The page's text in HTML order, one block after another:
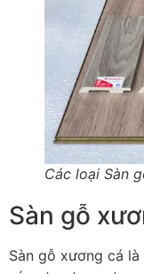
Các loại Sàn
Sàn gỗ
Sàn gỗ xương cá